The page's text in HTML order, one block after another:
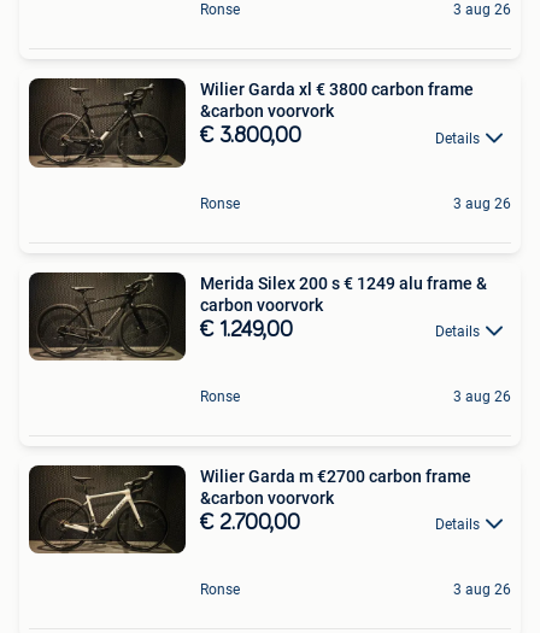
Ronse 3 aug 26
Wilier Garda xl € 3800 ‍️carbon frame
&carbon voorvork
€ 3.800,00 Details
Ronse 3 aug 26
Merida Silex 200 s € 1249 ‍️alu frame &
€ 1.249,00 Details
Ronse 3 aug 26
Wilier Garda m €2700 ‍️carbon frame
€ 2.700,00 Details
Ronse 3 aug 26